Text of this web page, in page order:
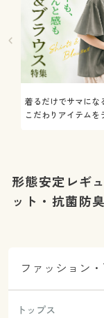
着るだけでサマにな
こだわりアイテムを
形態安定レギ
ット・抗菌防
ファッション
トップス